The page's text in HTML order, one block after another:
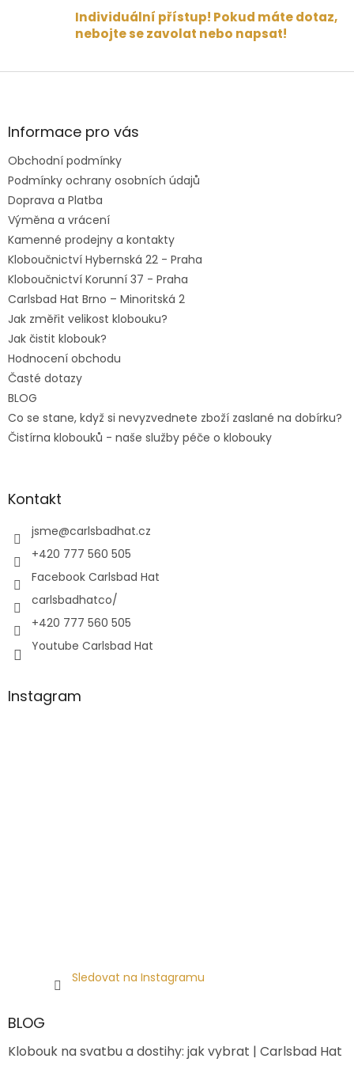
Individuální přístup! Pokud máte dotaz,
nebojte se zavolat nebo napsat!
Z
aInformace pro vás
Obchodní podmínky
Podmínky ochrany osobních údajů
Doprava a Platba
Výměna a vrácení
Kamenné prodejny a kontakty
Kloboučnictví Hybernská 22 - Praha
Kloboučnictví Korunní 37 - Praha
Carlsbad Hat Brno – Minoritská 2
Jak změřit velikost klobouku?
Jak čistit klobouk?
Hodnocení obchodu
Časté dotazy
BLOG
Co se stane, když si nevyzvednete zboží zaslané na dobírku?
Čistírna klobouků - naše služby péče o klobouky
Kontakt
jsme@carlsbadhat.cz
+420 777 560 505
Facebook Carlsbad Hat
carlsbadhatco/
+420 777 560 505
Youtube Carlsbad Hat
Instagram
Sledovat na Instagramu
BLOG
Klobouk na svatbu a dostihy: jak vybrat | Carlsbad Hat